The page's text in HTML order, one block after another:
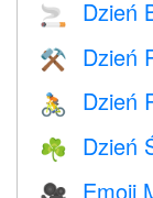
🚬 Dzień
⚒️ Dzień
🚴 Dzień
☘️ Dzień
Emoji